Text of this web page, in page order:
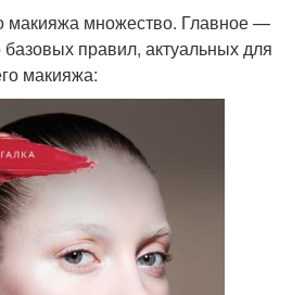
макияжа множество. Главное —
правил, актуальных для
макияжа: